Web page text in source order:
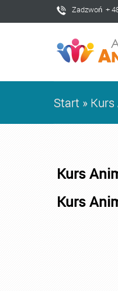
Zadzwoń +
Start » Kurs
Kurs
Kurs